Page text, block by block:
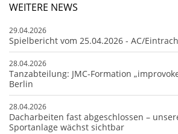
WEITERE NEWS
29.04.2026
Spielbericht vom 25.04.2026 - AC/
28.04.2026
Tanzabteilung: JMC-Formation
Berlin
28.04.2026
Dacharbeiten fast abgeschlossen –
Sportanlage wächst sichtbar